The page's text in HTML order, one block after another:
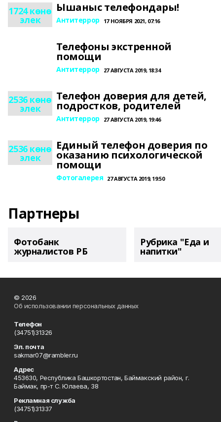
1724 көнө
элек
Ышаныс телефондары!
Антитеррор 17 НОЯБРЯ 2021, 07:16
Телефоны экстренной
помощи
Антитеррор 27 АВГУСТА 2019, 18:34
2536 көнө
элек
Телефон доверия для детей,
подростков, родителей
Антитеррор 27 АВГУСТА 2019, 19:46
2536 көнө
элек
Единый телефон доверия по
оказанию психологической
помощи
Фотогалерея 27 АВГУСТА 2019, 19:50
Партнеры
Фотобанк
журналистов РБ
Рубрика "Еда и
напитки"
© 2026
Об использовании персональных данных
Телефон
(34751)31326
Эл. почта
sakmar07@rambler.ru
Адрес
453630, Республика Башкортостан, Баймакский район, г.
Баймак, пр-т С. Юлаева, 38
Рекламная служба
(34751)31337